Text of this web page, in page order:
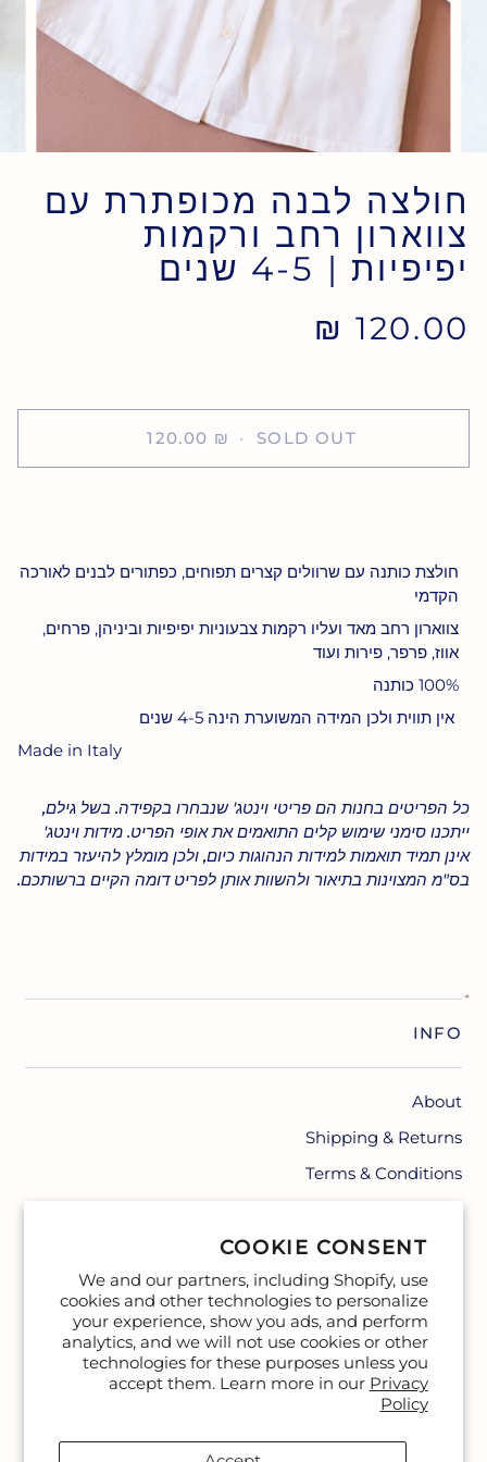
COOKIE CONSENT
We and our partners, including Shopify, use
cookies and other technologies to personalize
your experience, show you ads, and perform
analytics, and we will not use cookies or other
technologies for these purposes unless you
accept them. Learn more in our Privacy
Policy
חולצה לבנה מכופתרת עם
צווארון רחב ורקמות
יפיפיות | 4-5 שנים
120.00 ₪
SOLD OUT
•
120.00 ₪
חולצת כותנה עם שרוולים קצרים תפוחים, כפתורים לבנים לאורכה
הקדמי
צווארון רחב מאד ועליו רקמות צבעוניות יפיפיות וביניהן, פרחים,
אווז, פרפר, פירות ועוד
100% כותנה
אין תווית ולכן המידה המשוערת הינה 4-5 שנים
Made in Italy
כל הפריטים בחנות הם פריטי וינטג' שנבחרו בקפידה. בשל גילם,
ייתכנו סימני שימוש קלים התואמים את אופי הפריט. מידות וינטג'
אינן תמיד תואמות למידות הנהוגות כיום, ולכן מומלץ להיעזר במידות
בס"מ המצוינות בתיאור ולהשוות אותן לפריט דומה הקיים ברשותכם.
INFO
About
Shipping & Returns
Terms & Conditions